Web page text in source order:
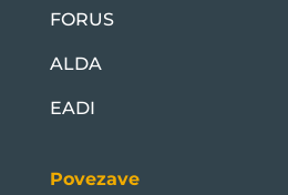
FORUS
ALDA
EADI
Povezave